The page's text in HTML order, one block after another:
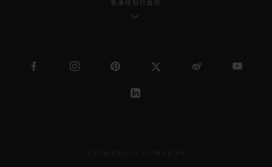
香港特别行政区